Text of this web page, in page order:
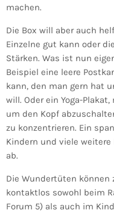
machen.
Die Box will aber auch
Einzelne gut kann oder
Stärken. Was ist nun
Beispiel eine leere
kann, den man gern hat
will. Oder ein Yoga-
um den Kopf
zu konzentrieren. Ein
Kindern und viele
ab.
Die Wundertüten können
kontaktlos sowohl beim
Forum 5) als auch im